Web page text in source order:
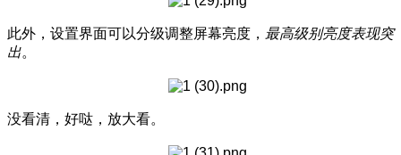
此外，设置界面可以分级调整屏幕亮度， 最高级别亮度表现突
出。
没看清，好哒，放大看。